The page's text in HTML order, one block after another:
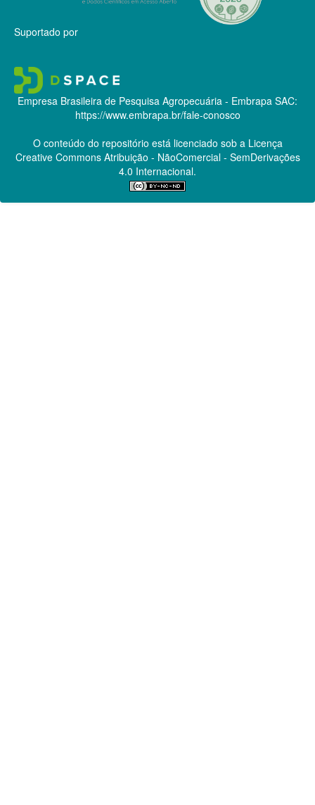
Suportado por
Empresa Brasileira de Pesquisa Agropecuária - Embrapa SAC:
https://www.embrapa.br/fale-conosco
O conteúdo do repositório está licenciado sob a Licença
Creative CommonsAtribuição - NãoComercial - SemDerivações
4.0 Internacional.